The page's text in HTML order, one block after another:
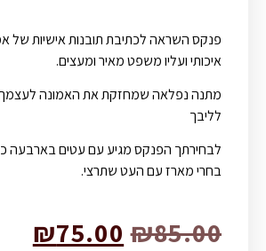
פנקס השראה לכתיבת תובנות אישיות של
איכותי ועליו משפט מאיר ומעצים.
מתנה נפלאה שמחזקת את האמונה לעצמך
לליבך
לבחירתך הפנקס מגיע עם עטים בארבעה
בחרי מארז עם העט שתרצי.
₪85.00
₪75.00